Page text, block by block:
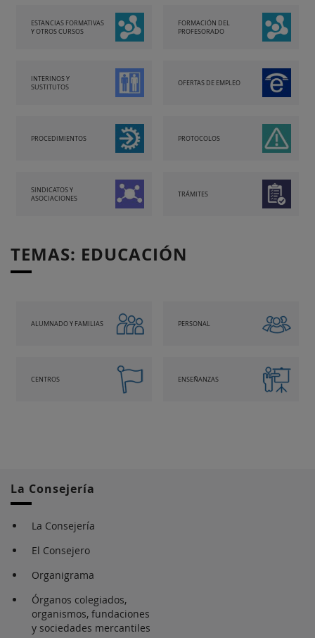
ESTANCIAS FORMATIVAS
Y OTROS CURSOS
FORMACIÓN DEL
PROFESORADO
INTERINOS Y
SUSTITUTOS
OFERTAS DE EMPLEO
PROCEDIMIENTOS PROTOCOLOS
SINDICATOS Y
ASOCIACIONES
TRÁMITES
TEMAS: EDUCACIÓN
ALUMNADO Y FAMILIAS PERSONAL
CENTROS ENSEÑANZAS
La Consejería
La Consejería
El Consejero
Organigrama
Órganos colegiados,
organismos, fundaciones
y sociedades mercantiles